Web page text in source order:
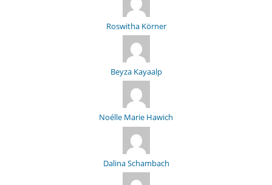
Roswitha Körner
Beyza Kayaalp
Noélle Marie Hawich
Dalina Schambach